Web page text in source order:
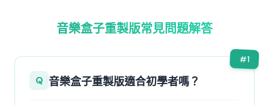
音樂盒子重製版常見問題解答
#1
Q 音樂盒子重製版適合初學者嗎？